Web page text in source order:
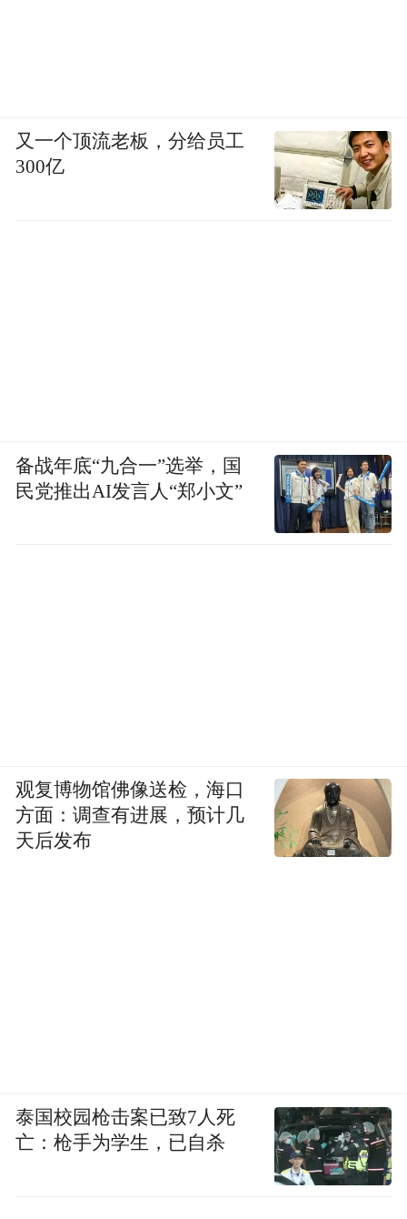
又一个顶流老板，分给员工
300亿
备战年底“九合一”选举，国
民党推出AI发言人“郑小文”
观复博物馆佛像送检，海口
方面：调查有进展，预计几
天后发布
泰国校园枪击案已致7人死
亡：枪手为学生，已自杀